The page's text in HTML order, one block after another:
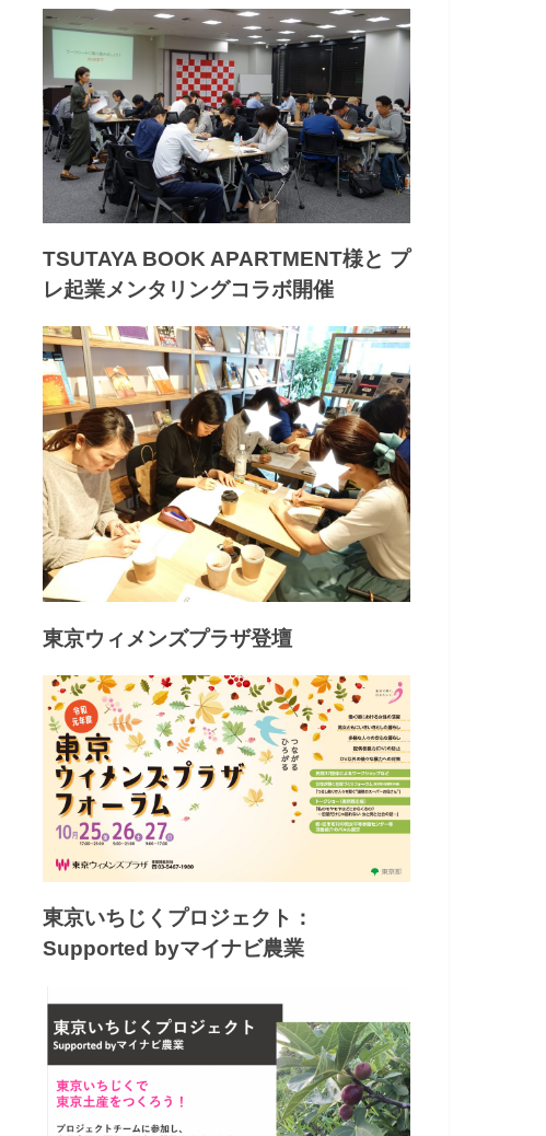
TSUTAYA BOOK APARTMENT様と プ
レ起業メンタリングコラボ開催
東京ウィメンズプラザ登壇
東京いちじくプロジェクト：
Supported byマイナビ農業